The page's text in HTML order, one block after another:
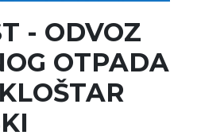
- ODVOZ
OTPADA